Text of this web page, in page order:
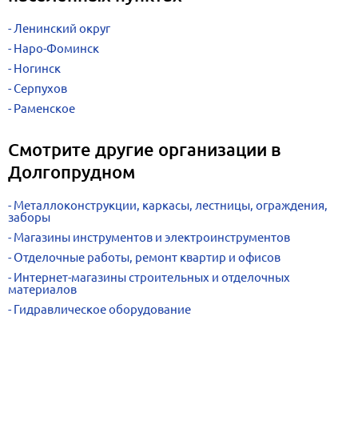
Ленинский округ
Наро-Фоминск
Ногинск
Серпухов
Раменское
Смотрите другие организации в
Долгопрудном
Металлоконструкции, каркасы, лестницы, ограждения,
заборы
Магазины инструментов и электроинструментов
Отделочные работы, ремонт квартир и офисов
Интернет-магазины строительных и отделочных
материалов
Гидравлическое оборудование